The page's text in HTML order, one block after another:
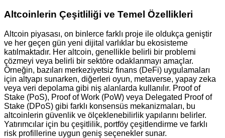
Altcoinlerin Çeşitliliği ve Temel Özellikleri
Altcoin piyasası, on binlerce farklı proje ile oldukça geniştir
ve her geçen gün yeni dijital varlıklar bu ekosisteme
katılmaktadır. Her altcoin, genellikle belirli bir problemi
çözmeyi veya belirli bir sektöre odaklanmayı amaçlar.
Örneğin, bazıları merkeziyetsiz finans (DeFi) uygulamaları
için altyapı sunarken, diğerleri oyun, metaverse, yapay zeka
veya veri depolama gibi niş alanlarda kullanılır. Proof of
Stake (PoS), Proof of Work (PoW) veya Delegated Proof of
Stake (DPoS) gibi farklı konsensüs mekanizmaları, bu
altcoinlerin güvenlik ve ölçeklenebilirlik yapılarını belirler.
Yatırımcılar için bu çeşitlilik, portföy çeşitlendirme ve farklı
risk profillerine uygun geniş seçenekler sunar.